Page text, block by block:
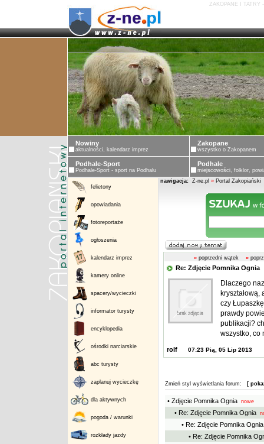
ZAKOPANE I TATRY
Nowiny
aktualności, kalendarz imprez
Zakopane
wszystko o Zakopanem
Podhale-Sport
Podhale-Sport - sport na Podhalu
Podhale
miejscowości, folklor,
felietony
opowiadania
fotoreportaże
ogłoszenia
kalendarz imprez
kamery online
spacery/wycieczki
informator turysty
encyklopedia
ośrodki narciarskie
abc turysty
zaplanuj wycieczkę
dla aktywnych
pogoda / warunki
rozkłady jazdy
nawigacja: Z-ne.pl » Portal Zakopiański
«poprzedni wątek «
Re: Zdjęcie Pomnika
Dlaczego
czy
prawdy
publikacji?
wszystko, co
rolf 07:23 Pią, 05 Lip 2013
Zmień styl wyświetlania forum: [
• Zdjęcie Pomnika Ognianowe
• Re: Zdjęcie Pomnika Ognia
• Re: Zdjęcie Pomnika Ognia
• Re: Zdjęcie Pomnika